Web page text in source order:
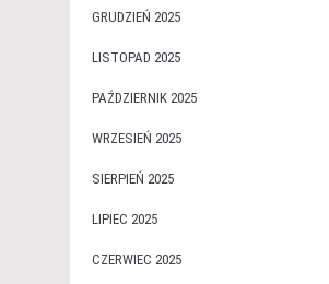
GRUDZIEŃ 2025
LISTOPAD 2025
PAŹDZIERNIK 2025
WRZESIEŃ 2025
SIERPIEŃ 2025
LIPIEC 2025
CZERWIEC 2025